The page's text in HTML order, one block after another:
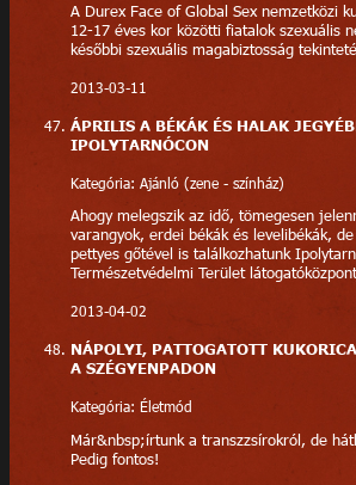
A Durex Face of Global Sex nemzetközi
12-17 éves kor közötti fiatalok szexuális
későbbi szexuális magabiztosság
2013-03-11
ÁPRILIS A BÉKÁK ÉS HALAK
IPOLYTARNÓCON
Kategória: Ajánló (zene - színház)
Ahogy melegszik az idő, tömegesen
varangyok, erdei békák és levelibékák,
pettyes gőtével is találkozhatunk
Természetvédelmi Terület
2013-04-02
NÁPOLYI, PATTOGATOTT
A SZÉGYENPADON
Kategória: Életmód
Már&nbsp;írtunk a transzzsírokról, de
Pedig fontos!